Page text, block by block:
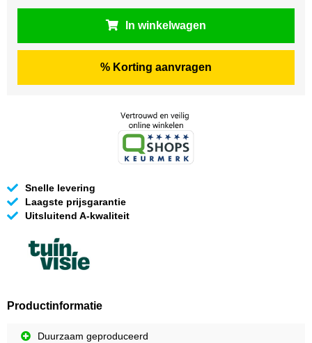
In winkelwagen
% Korting aanvragen
Snelle levering
Laagste prijsgarantie
Uitsluitend A-kwaliteit
Productinformatie
Duurzaam geproduceerd